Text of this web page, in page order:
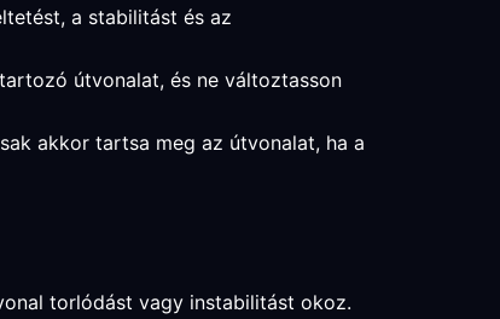
a stabilitást és az
útvonalat, és ne változtasson
akkor tartsa meg az útvonalat, ha a
torlódást vagy instabilitást okoz.